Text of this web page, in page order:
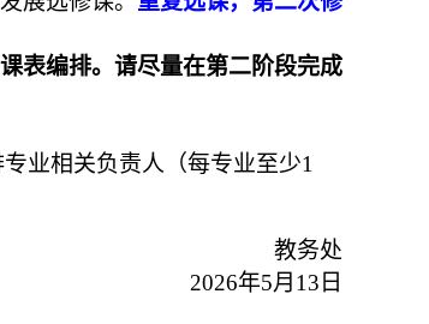
表编排。请尽量在第二阶段完成
业相关负责人（每专业至少1
教务处
2026年5月 13 日